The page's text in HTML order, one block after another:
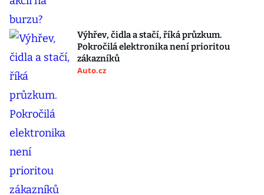
Výhřev, čidla a stačí, říká průzkum.
Pokročilá elektronika není prioritou
zákazníků
Auto.cz